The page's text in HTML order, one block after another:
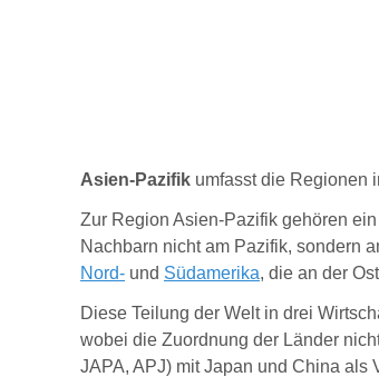
Asien-Pazifik umfasst die Regionen
Zur Region Asien-Pazifik gehören
Nachbarn nicht am Pazifik, sondern
Nord- und Südamerika, die an der
Diese Teilung der Welt in drei
wobei die Zuordnung der Länder
JAPA, APJ) mit Japan und China als